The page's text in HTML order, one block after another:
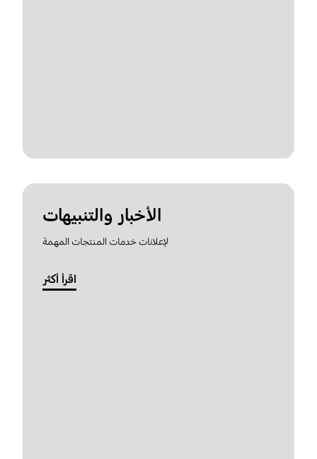
الأخبار والتنبيهات
لإعلانات خدمات المنتجات المهمة
اقرأ أكثر